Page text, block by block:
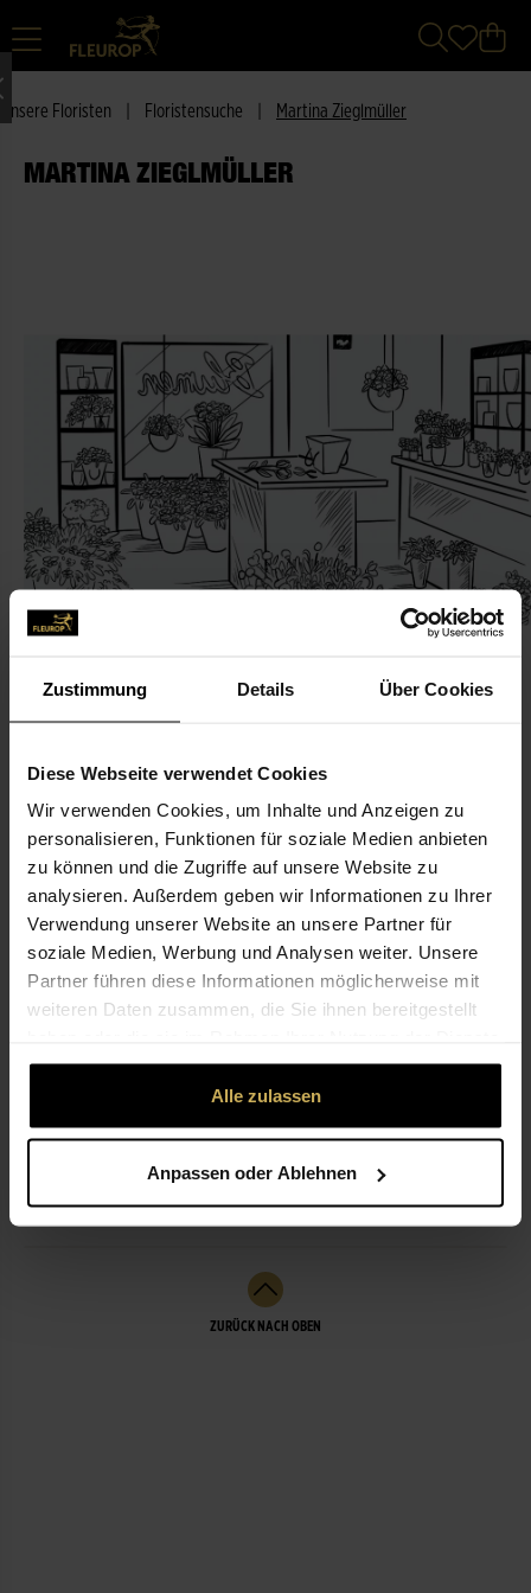
Zustimmung Details Über Cookies
Diese Webseite verwendet Cookies
Wir verwenden Cookies, um Inhalte und Anzeigen zu
personalisieren, Funktionen für soziale Medien anbieten
zu können und die Zugriffe auf unsere Website zu
analysieren. Außerdem geben wir Informationen zu Ihrer
Verwendung unserer Website an unsere Partner für
soziale Medien, Werbung und Analysen weiter. Unsere
Partner führen diese Informationen möglicherweise mit
weiteren Daten zusammen, die Sie ihnen bereitgestellt
gesammelt haben.
Alle zulassen
Anpassen oder Ablehnen
Unsere Floristen Floristensuche Martina Zieglmüller
MARTINA ZIEGLMÜLLER
KONTAKT
Martina Zieglmüller
Zieglmüller, Martina
Görlitzer Str. 93
78052 Villingen-Schwenningen
07721-705 39
blumen-villingen@t-online.de
NICHT LIEFERBEREIT
LEISTUNGEN
ZURÜCK NACH OBEN